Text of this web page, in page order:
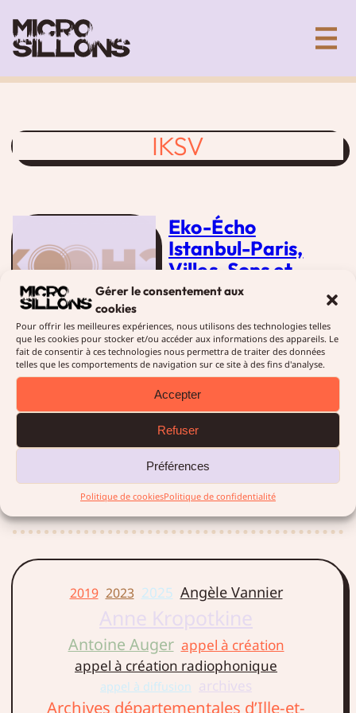
Gérer le consentement aux
cookies
Pour offrir les meilleures expériences, nous utilisons des technologies telles
que les cookies pour stocker et/ou accéder aux informations des appareils. Le
fait de consentir à ces technologies nous permettra de traiter des données
telles que les comportements de navigation sur ce site à des fins d'analyse.
Accepter
Refuser
Préférences
Politique de cookiesPolitique de confidentialité
au
contenu
Collectif artistique de création sonore
IKSV
Eko-Écho
Istanbul-Paris,
Villes, Sons et
Histoires
24 juin 2019 Diffusions
Micro-sillons est partenaire
de l’exposition « Eko-Écho
Istanbul-Paris, Villes, Sons et
Histoires » qui se tient à
Istanbul, à la galerie
Teşvikiye, du 20 septembre
au 12 octobre 2019. Cet
événement associé à…
LIRE LA SUITE →
2019 2023 2025 Angèle Vannier
Antoine Auger appel à création
appel à création radiophonique
appel à diffusion
Archives départementales d’Ille-et-